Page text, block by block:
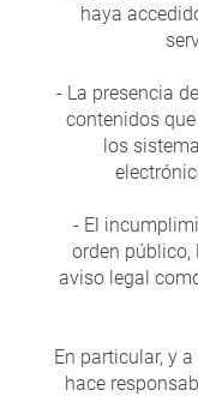
haya
- La presencia
contenidos
los
- El
orden público,
aviso legal
En particular, y
hace